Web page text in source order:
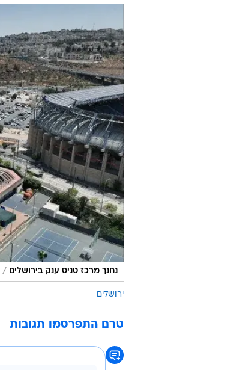
נחנך מרכז טניס ענק בירושלים /
ירושלים
טרם התפרסמו תגובות